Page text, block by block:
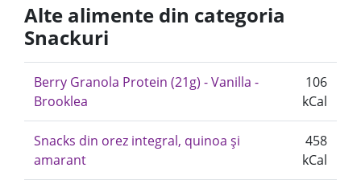
Alte alimente din categoria
Snackuri
Berry Granola Protein (21g) - Vanilla -
Brooklea
106
kCal
Snacks din orez integral, quinoa și
amarant
458
kCal